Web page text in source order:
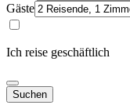
Gäste
Ich reise geschäftlich
Suchen